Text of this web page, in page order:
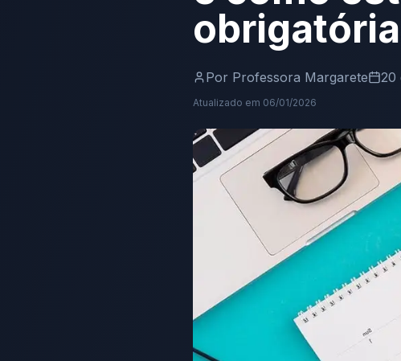
Por Professora Margarete 20
Atualizado em 06/01/2026